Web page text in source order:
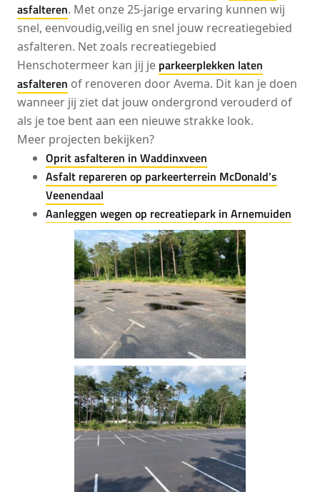
asfalteren. Met onze 25-jarige ervaring kunnen wij
snel, eenvoudig,veilig en snel jouw recreatiegebied
asfalteren. Net zoals recreatiegebied
Henschotermeer kan jij je parkeerplekken laten
asfalteren of renoveren door Avema. Dit kan je doen
wanneer jij ziet dat jouw ondergrond verouderd of
als je toe bent aan een nieuwe strakke look.
Meer projecten bekijken?
Oprit asfalteren in Waddinxveen
Asfalt repareren op parkeerterrein McDonald’s
Veenendaal
Aanleggen wegen op recreatiepark in Arnemuiden